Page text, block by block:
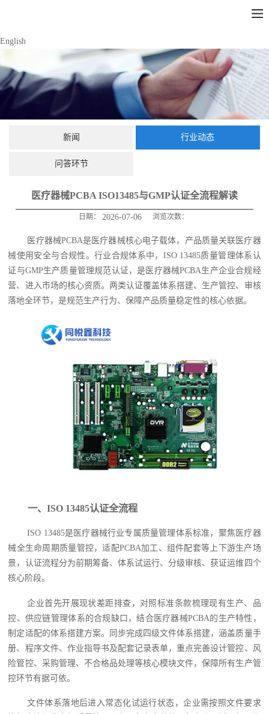
English
新闻 行业动态
问答环节
医疗器械PCBA ISO13485与GMP认证全流程解读
日期： 2026-07-06 浏览次数：
医疗器械PCBA是医疗器械核心电子载体，产品质量关联医疗器
械使用安全与合规性。行业合规体系中，ISO 13485质量管理体系认
证与GMP生产质量管理规范认证，是医疗器械PCBA生产企业合规经
营、进入市场的核心资质。两类认证覆盖体系搭建、生产管控、审核
落地全环节，是规范生产行为、保障产品质量稳定性的核心依据。
一、ISO 13485认证全流程
ISO 13485是医疗器械行业专属质量管理体系标准，聚焦医疗器
械全生命周期质量管控，适配PCBA加工、组件配套等上下游生产场
景，认证流程分为前期筹备、体系试运行、分级审核、获证运维四个
核心阶段。
企业首先开展现状差距排查，对照标准条款梳理现有生产、品
控、供应链管理体系的合规缺口，结合医疗器械PCBA的生产特性，
制定适配的体系搭建方案。同步完成四级文件体系搭建，涵盖质量手
册、程序文件、作业指导书及配套记录表单，重点完善设计管控、风
险管控、采购管理、不合格品处理等核心模块文件，保障所有生产管
控环节有据可依。
文件体系落地后进入常态化试运行状态，企业需按照文件要求